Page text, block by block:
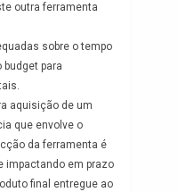
outra ferramenta
sobre o tempo
budget para
aquisição de um
que envolve o
da ferramenta é
impactando em prazo
final entregue ao